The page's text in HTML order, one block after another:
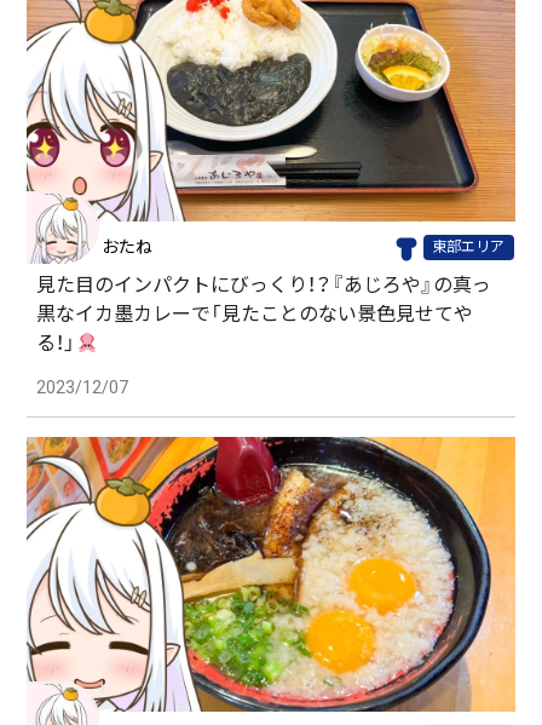
おたね 東部エリア
見た目のインパクトにびっくり！？『あじろや』の真っ
黒なイカ墨カレーで「見たことのない景色見せてや
る！」
2023/12/07